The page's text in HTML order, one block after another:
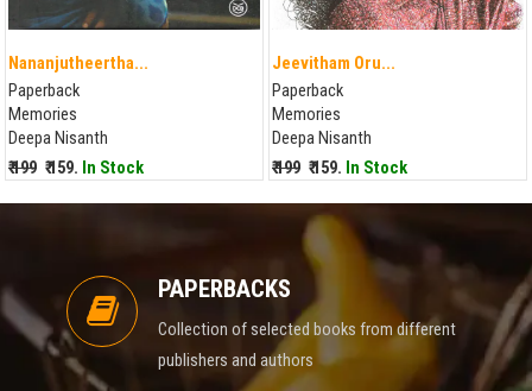
Nananjutheertha...
Paperback
Memories
Deepa Nisanth
₹ 199 ₹ 159. In Stock
Jeevitham Oru...
Paperback
Memories
Deepa Nisanth
₹ 199 ₹ 159. In Stock
PAPERBACKS
Collection of selected books from different
publishers and authors